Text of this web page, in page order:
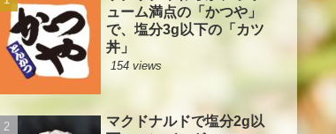
ューム満点の「かつや」
で、塩分3g以下の「カツ
丼」
154 views
マクドナルドで塩分2g以